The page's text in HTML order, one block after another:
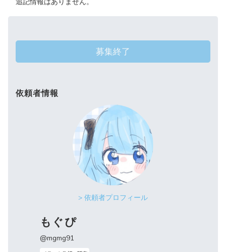
募集終了
依頼者情報
> 依頼者プロフィール
もぐぴ
@mgmg91